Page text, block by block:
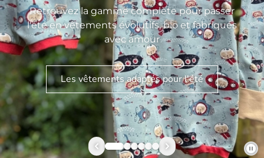
Retrouvez la gamme complète pour passer
l'été en vêtements évolutifs, bio et fabriqués
avec amour
Les vêtements adaptés pour l'été